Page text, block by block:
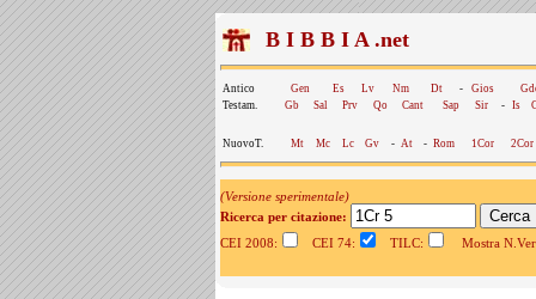
B I B B I A .net
Antico Gen Es Lv Nm Dt - Gios
Testam.
Gb Sal Prv Qo Cant Sap Sir - Is
NuovoT. Mt Mc Lc Gv - At - Rom 1Cor 2Cor
(Versione sperimentale)
Ricerca per citazione:
CEI 2008:
CEI 74: TILC: Mostra